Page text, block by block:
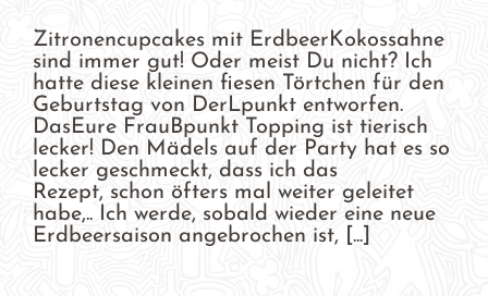
Zitronencupcakes mit ErdbeerKokossahne
sind immer gut! Oder meist Du nicht? Ich
hatte diese kleinen fiesen Törtchen für den
Geburtstag von DerLpunkt entworfen.
DasEure FrauBpunkt Topping ist tierisch
lecker! Den Mädels auf der Party hat es so
lecker geschmeckt, dass ich das
Rezept, schon öfters mal weiter geleitet
habe,.. Ich werde, sobald wieder eine neue
Erdbeersaison angebrochen ist, [...]